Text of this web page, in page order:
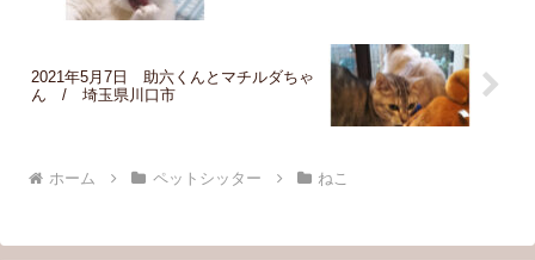
2021年5月7日 助六くんとマチルダちゃ
ん / 埼玉県川口市
ホーム ペットシッター ねこ